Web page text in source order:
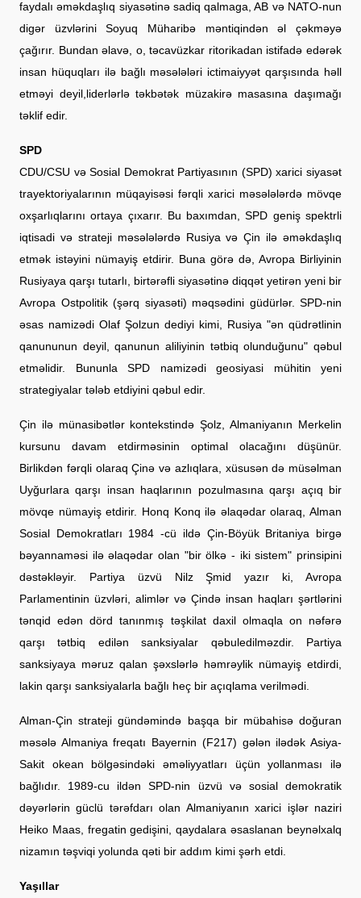
faydalı əməkdaşlıq siyasətinə sadiq qalmaga, AB və NATO-nun
digər üzvlərini Soyuq Müharibə məntiqindən əl çəkməyə
çağırır. Bundan əlavə, o, təcavüzkar ritorikadan istifadə edərək
insan hüquqları ilə bağlı məsələləri ictimaiyyət qarşısında həll
etməyi deyil,liderlərlə təkbətək müzakirə masasına daşımağı
təklif edir.
SPD
CDU/CSU və Sosial Demokrat Partiyasının (SPD) xarici siyasət
trayektoriyalarının müqayisəsi fərqli xarici məsələlərdə mövqe
oxşarlıqlarını ortaya çıxarır. Bu baxımdan, SPD geniş spektrli
iqtisadi və strateji məsələlərdə Rusiya və Çin ilə əməkdaşlıq
etmək istəyini nümayiş etdirir. Buna görə də, Avropa Birliyinin
Rusiyaya qarşı tutarlı, birtərəfli siyasətinə diqqət yetirən yeni bir
Avropa Ostpolitik (şərq siyasəti) məqsədini güdürlər. SPD-nin
əsas namizədi Olaf Şolzun dediyi kimi, Rusiya "ən qüdrətlinin
qanununun deyil, qanunun aliliyinin tətbiq olunduğunu" qəbul
etməlidir. Bununla SPD namizədi geosiyasi mühitin yeni
strategiyalar tələb etdiyini qəbul edir.
Çin ilə münasibətlər kontekstində Şolz, Almaniyanın Merkelin
kursunu davam etdirməsinin optimal olacağını düşünür.
Birlikdən fərqli olaraq Çinə və azlıqlara, xüsusən də müsəlman
Uyğurlara qarşı insan haqlarının pozulmasına qarşı açıq bir
mövqe nümayiş etdirir. Honq Konq ilə əlaqədar olaraq, Alman
Sosial Demokratları 1984 -cü ildə Çin-Böyük Britaniya birgə
bəyannaməsi ilə əlaqədar olan "bir ölkə - iki sistem" prinsipini
dəstəkləyir. Partiya üzvü Nilz Şmid yazır ki, Avropa
Parlamentinin üzvləri, alimlər və Çində insan haqları şərtlərini
tənqid edən dörd tanınmış təşkilat daxil olmaqla on nəfərə
qarşı tətbiq edilən sanksiyalar qəbuledilməzdir. Partiya
sanksiyaya məruz qalan şəxslərlə həmrəylik nümayiş etdirdi,
lakin qarşı sanksiyalarla bağlı heç bir açıqlama verilmədi.
Alman-Çin strateji gündəmində başqa bir mübahisə doğuran
məsələ Almaniya freqatı Bayernin (F217) gələn ilədək Asiya-
Sakit okean bölgəsindəki əməliyyatları üçün yollanması ilə
bağlıdır. 1989-cu ildən SPD-nin üzvü və sosial demokratik
dəyərlərin güclü tərəfdarı olan Almaniyanın xarici işlər naziri
Heiko Maas, fregatin gedişini, qaydalara əsaslanan beynəlxalq
nizamın təşviqi yolunda qəti bir addım kimi şərh etdi.
Yaşıllar